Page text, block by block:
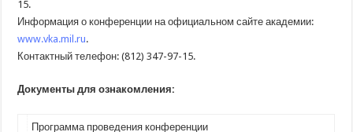
15.
Информация о конференции на официальном сайте академии:
www.vka.mil.ru.
Контактный телефон: (812) 347-97-15.
Документы для ознакомления:
Программа проведения конференции